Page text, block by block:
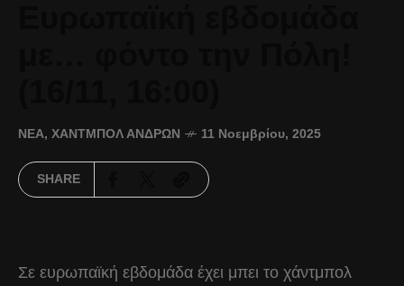
ΝΈΑ, ΧΆΝΤΜΠΟΛ ΑΝΔΡΏΝ 11 Νοεμβρίου, 2025
SHARE
Σε ευρωπαϊκή εβδομάδα έχει μπει το χάντμπολ